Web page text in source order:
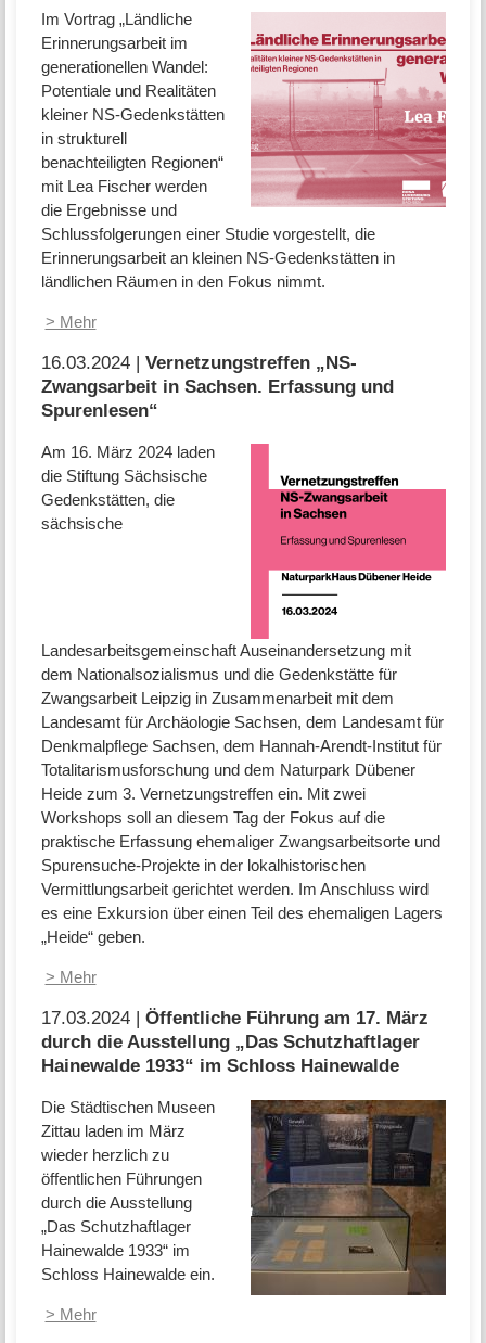
Im Vortrag „Ländliche
Erinnerungsarbeit im
generationellen Wandel:
Potentiale und Realitäten
kleiner NS-Gedenkstätten
in strukturell
benachteiligten Regionen“
mit Lea Fischer werden
die Ergebnisse und
Schlussfolgerungen einer Studie vorgestellt, die
Erinnerungsarbeit an kleinen NS-Gedenkstätten in
ländlichen Räumen in den Fokus nimmt.
> Mehr
16.03.2024 | Vernetzungstreffen „NS­-
Zwangsarbeit in Sachsen. Erfassung und
Spurenlesen“
Am 16. März 2024 laden
die Stiftung Sächsische
Gedenkstätten, die
sächsische
Landesarbeitsgemeinschaft Auseinandersetzung mit
dem Nationalsozialismus und die Gedenkstätte für
Zwangsarbeit Leipzig in Zusammenarbeit mit dem
Landesamt für Archäologie Sachsen, dem Landesamt für
Denkmalpflege Sachsen, dem Hannah-Arendt-Institut für
Totalitarismusforschung und dem Naturpark Dübener
Heide zum 3. Vernetzungstreffen ein. Mit zwei
Workshops soll an diesem Tag der Fokus auf die
praktische Erfassung ehemaliger Zwangsarbeitsorte und
Spurensuche-Projekte in der lokalhistorischen
Vermittlungsarbeit gerichtet werden. Im Anschluss wird
es eine Exkursion über einen Teil des ehemaligen Lagers
„Heide“ geben.
> Mehr
17.03.2024 | Öffentliche Führung am 17. März
durch die Ausstellung „Das Schutzhaftlager
Hainewalde 1933“ im Schloss Hainewalde
Die Städtischen Museen
Zittau laden im März
wieder herzlich zu
öffentlichen Führungen
durch die Ausstellung
„Das Schutzhaftlager
Hainewalde 1933“ im
Schloss Hainewalde ein.
> Mehr